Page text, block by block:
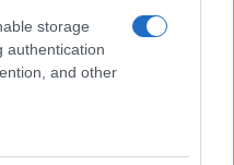
storage
authentication
and other